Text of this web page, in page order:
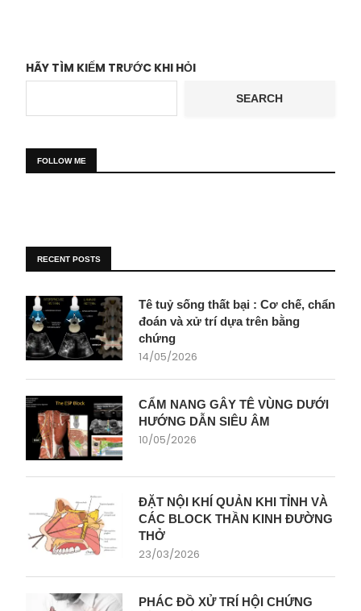
HÃY TÌM KIẾM TRƯỚC KHI HỎI
SEARCH
FOLLOW ME
RECENT POSTS
Tê tuỷ sống thất bại : Cơ chế, chẩn
đoán và xử trí dựa trên bằng
chứng
14/05/2026
CẨM NANG GÂY TÊ VÙNG DƯỚI
HƯỚNG DẪN SIÊU ÂM
10/05/2026
ĐẶT NỘI KHÍ QUẢN KHI TỈNH VÀ
CÁC BLOCK THẦN KINH ĐƯỜNG
THỞ
23/03/2026
PHÁC ĐỒ XỬ TRÍ HỘI CHỨNG